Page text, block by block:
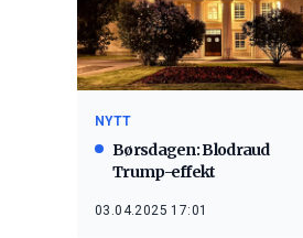
NYTT
Børsdagen: Blodraud
Trump-effekt
03.04.2025 17:01